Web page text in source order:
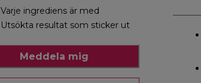
Varje ingrediens är med
Utsökta resultat som sticker ut
Meddela mig